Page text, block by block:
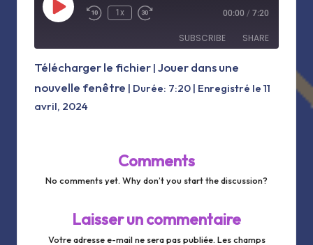
Play
Episode
1x 00:00 / 7:20
SUBSCRIBE SHARE
RSS FEED
LINK
EMBED
Télécharger le fichier | Jouer dans une
nouvelle fenêtre | Durée: 7:20 | Enregistré le 11
avril, 2024
Comments
No comments yet. Why don’t you start the discussion?
Laisser un commentaire
Votre adresse e-mail ne sera pas publiée. Les champs